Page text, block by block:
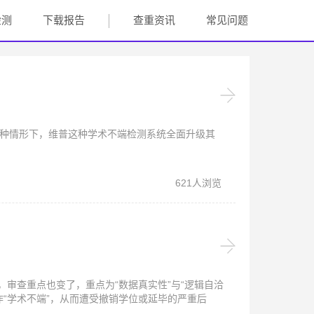
下载报告 查重资讯 常见问题
情形下，维普这种学术不端检测系统全面升级其
621人浏览
查重点也变了，重点为“数据真实性”与“逻辑自洽
学术不端”，从而遭受撤销学位或延毕的严重后